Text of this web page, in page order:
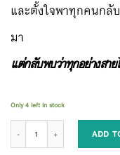
และตั้งใจพาทุกคนกลั
มา
แต่กลับพบว่าทุกอย่างสาย
Only 4 left in stock
ADD